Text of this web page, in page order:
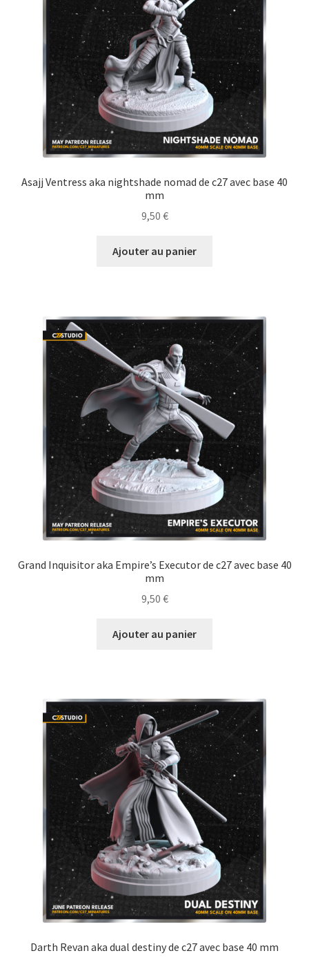
Asajj Ventress aka nightshade nomad de c27 avec base 40
mm
9,50 €
Ajouter au panier
Grand Inquisitor aka Empire’s Executor de c27 avec base 40
mm
9,50 €
Ajouter au panier
Darth Revan aka dual destiny de c27 avec base 40 mm